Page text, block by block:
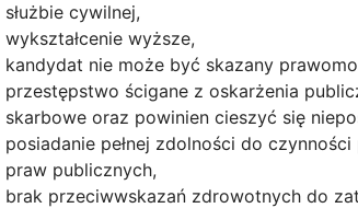
służbie cywilnej,
wykształcenie wyższe,
kandydat nie może być skazany
przestępstwo ścigane z oskarżenia
skarbowe oraz powinien cieszyć się
posiadanie pełnej zdolności do
praw publicznych,
brak przeciwwskazań zdrowotnych do